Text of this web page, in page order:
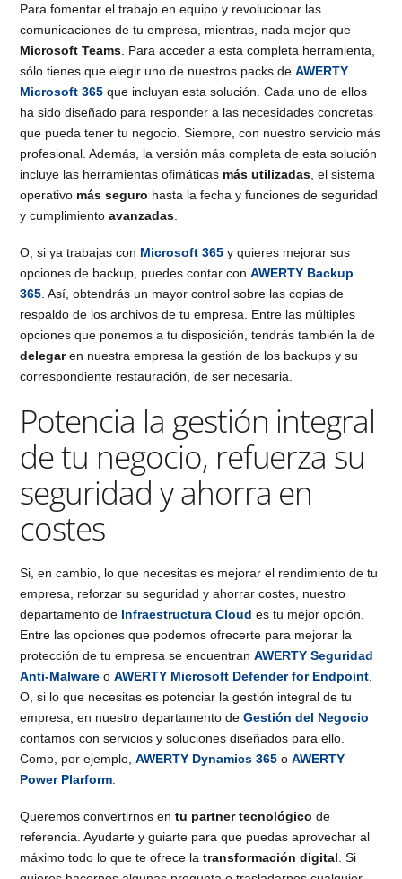
Para fomentar el trabajo en equipo y revolucionar las
comunicaciones de tu empresa, mientras, nada mejor que
Microsoft Teams . Para acceder a esta completa herramienta,
sólo tienes que elegir uno de nuestros packs deAWERTY
Microsoft 365 que incluyan esta solución. Cada uno de ellos
ha sido diseñado para responder a las necesidades concretas
que pueda tener tu negocio. Siempre, con nuestro servicio más
profesional. Además, la versión más completa de esta solución
incluye las herramientas ofimáticas más utilizadas , el sistema
operativo más seguro hasta la fecha y funciones de seguridad
y cumplimientoavanzadas
O, si ya trabajas con Microsoft 365 y quieres mejorar sus
opciones de backup, puedes contar conAWERTY Backup
365 . Así, obtendrás un mayor control sobre las copias de
respaldo de los archivos de tu empresa. Entre las múltiples
opciones que ponemos a tu disposición, tendrás también la de
delegaren nuestra empresa la gestión de los backups y su
correspondiente restauración, de ser necesaria.
Potencia la gestión integral
de tu negocio, refuerza su
seguridad y ahorra en
costes
Si, en cambio, lo que necesitas es mejorar el rendimiento de tu
empresa, reforzar su seguridad y ahorrar costes, nuestro
departamento de Infraestructura Cloud es tu mejor opción.
Entre las opciones que podemos ofrecerte para mejorar la
protección de tu empresa se encuentranAWERTY Seguridad
Anti-Malware oAWERTY Microsoft Defender for Endpoint
O, si lo que necesitas es potenciar la gestión integral de tu
empresa, en nuestro departamento deGestión del Negocio
contamos con servicios y soluciones diseñados para ello.
Como, por ejemplo,AWERTY Dynamics 365 oAWERTY
Power Plarform
Queremos convertirnos entu partner tecnológico de
referencia. Ayudarte y guiarte para que puedas aprovechar al
máximo todo lo que te ofrece latransformación digital . Si